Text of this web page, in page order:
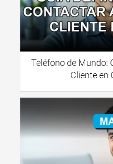
Teléfono de Mundo:
Cliente en